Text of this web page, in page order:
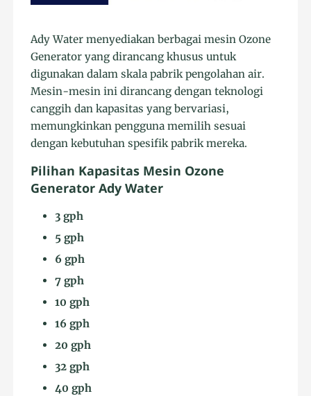
Ady Water menyediakan berbagai mesin Ozone
Generator yang dirancang khusus untuk
digunakan dalam skala pabrik pengolahan air.
Mesin-mesin ini dirancang dengan teknologi
canggih dan kapasitas yang bervariasi,
memungkinkan pengguna memilih sesuai
dengan kebutuhan spesifik pabrik mereka.
Pilihan Kapasitas Mesin Ozone
Generator Ady Water
3 gph
5 gph
6 gph
7 gph
10 gph
16 gph
20 gph
32 gph
40 gph